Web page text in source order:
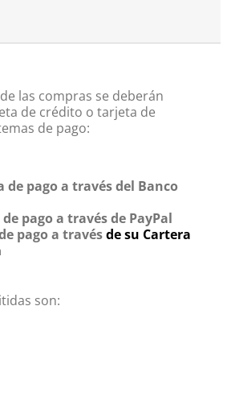
las compras se deberán
de crédito o tarjeta de
de pago:
de pago a través del Banco
pago a través de PayPal
pago a travésde su Cartera
son: